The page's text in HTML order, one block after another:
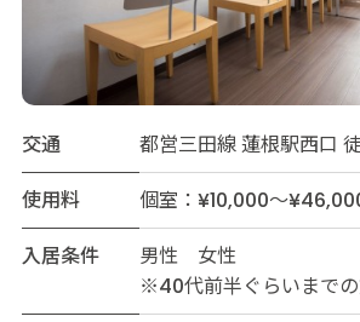
交通
都営三田線 蓮根駅西口
使用料
個室：¥10,000～
入居条件
男性 女性
※40代前半ぐらいまで